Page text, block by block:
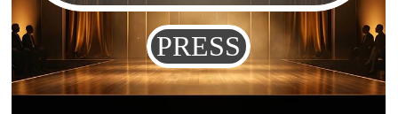
PRESS